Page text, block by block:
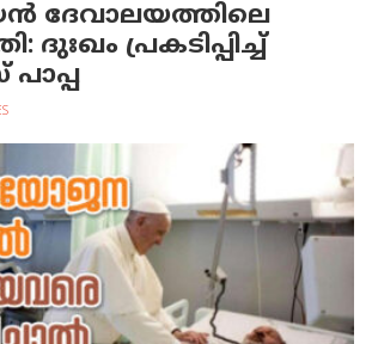
ദേവാലയത്തിലെ
ദുഃഖം പ്രകടിപ്പിച്ച്